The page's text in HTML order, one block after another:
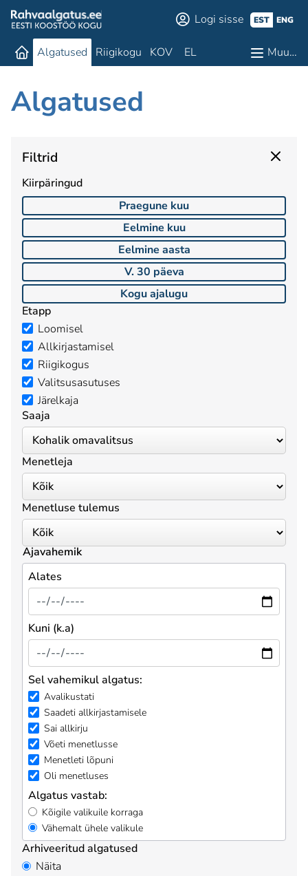
Logi sisse EST ENG
Algatused Riigikogu KOV EL Muu…
Algatused
Filtrid
Kiirpäringud
Praegune kuu
Eelmine kuu
Eelmine aasta
V. 30 päeva
Kogu ajalugu
Etapp
Loomisel
Allkirjastamisel
Riigikogus
Valitsusasutuses
Järelkaja
Saaja
Menetleja
Menetluse tulemus
Ajavahemik
Alates
Kuni (k.a)
Sel vahemikul algatus:
Avalikustati
Saadeti allkirjastamisele
Sai allkirju
Võeti menetlusse
Menetleti lõpuni
Oli menetluses
Algatus vastab:
Kõigile valikuile korraga
Vähemalt ühele valikule
Arhiveeritud algatused
Näita